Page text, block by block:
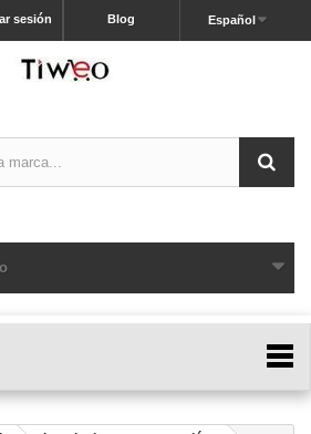
Español
Blog
sesión